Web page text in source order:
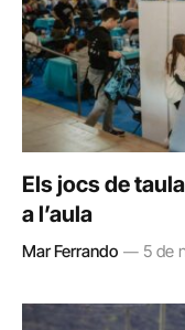
Els jocs de
a l’aula
Mar Ferrando 5 de